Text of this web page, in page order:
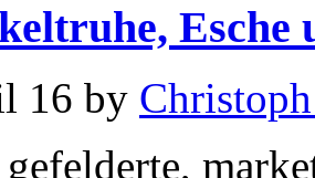
Esche
16 by